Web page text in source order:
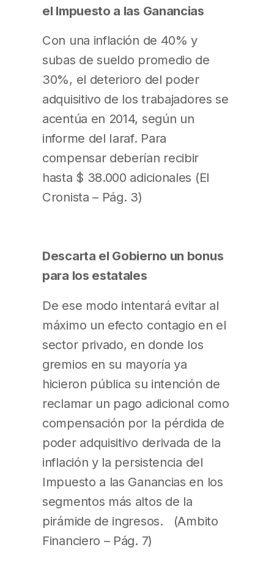
el Impuesto a las Ganancias
Con una inflación de 40% y
subas de sueldo promedio de
30%, el deterioro del poder
adquisitivo de los trabajadores se
acentúa en 2014, según un
informe del Iaraf. Para
compensar deberían recibir
hasta $ 38.000 adicionales (El
Cronista – Pág. 3)
Descarta el Gobierno un bonus
para los estatales
De ese modo intentará evitar al
máximo un efecto contagio en el
sector privado, en donde los
gremios en su mayoría ya
hicieron pública su intención de
reclamar un pago adicional como
compensación por la pérdida de
poder adquisitivo derivada de la
inflación y la persistencia del
Impuesto a las Ganancias en los
segmentos más altos de la
pirámide de ingresos. (Ambito
Financiero – Pág. 7)